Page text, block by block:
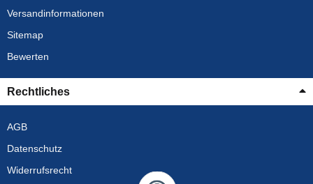
Versandinformationen
Sitemap
Bewerten
Rechtliches
AGB
Datenschutz
Widerrufsrecht